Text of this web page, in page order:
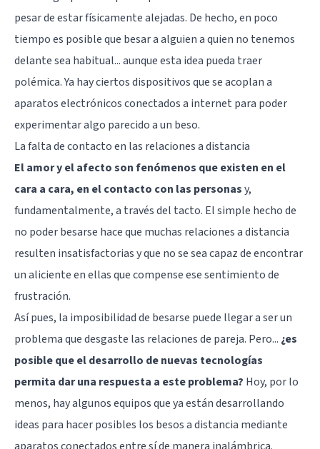
pesar de estar físicamente alejadas. De hecho, en poco
tiempo es posible que besar a alguien a quien no tenemos
delante sea habitual... aunque esta idea pueda traer
polémica. Ya hay ciertos dispositivos que se acoplan a
aparatos electrónicos conectados a internet para poder
experimentaralgo parecido a un beso.
La falta de contacto en las relaciones a distancia
El amor y el afecto son fenómenos que existen en el
cara a cara, en el contacto con las personasy,
fundamentalmente, a través del tacto. El simple hecho de
no poder besarse hace que muchas relaciones a distancia
resulten insatisfactorias y que no se sea capaz de encontrar
un aliciente en ellas que compense ese sentimiento de
frustración.
Así pues, la imposibilidad de besarse puede llegar a ser un
problema que desgaste las relaciones de pareja. Pero... ¿es
posible que el desarrollo de nuevas tecnologías
permita dar una respuesta a este problema? Hoy, por lo
menos, hay algunos equipos que ya están desarrollando
ideas para hacer posibles los besos a distancia mediante